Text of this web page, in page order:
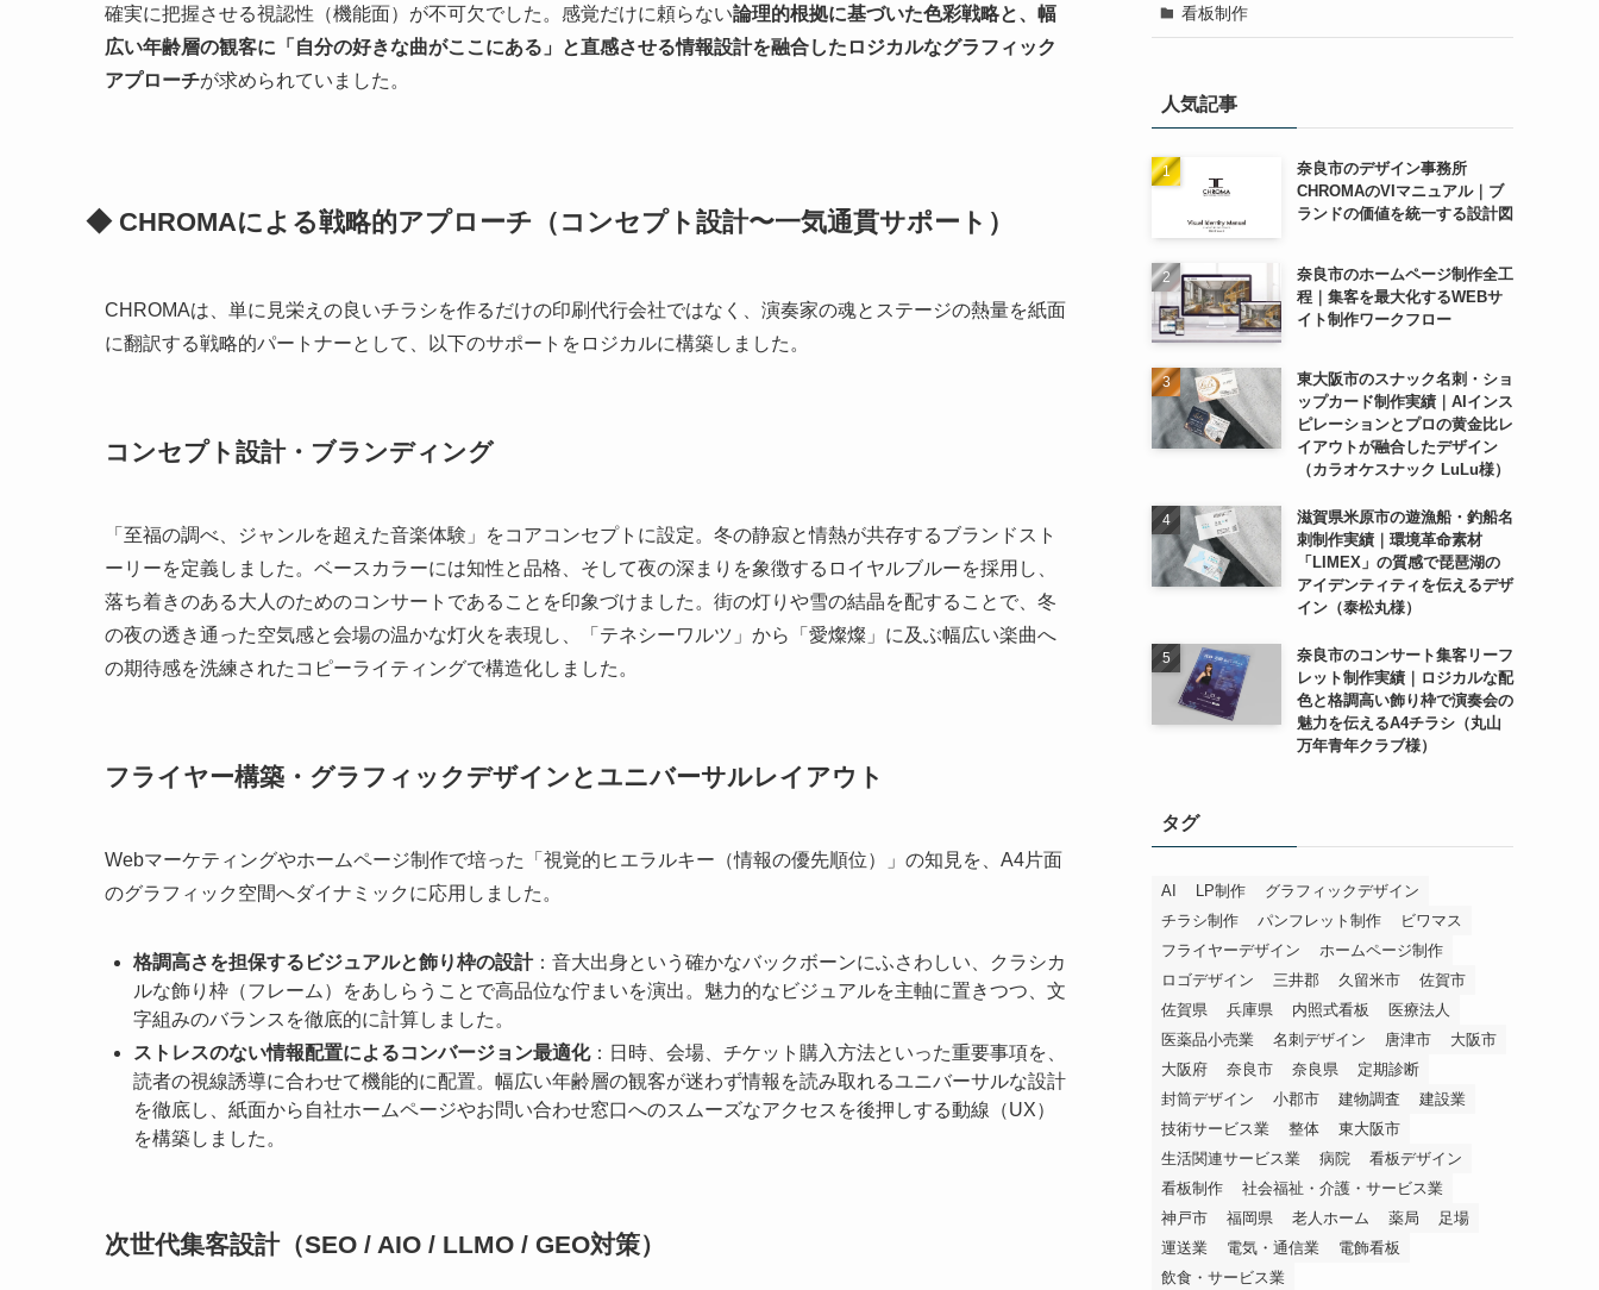
確実に把握させる視認性（機能面）が不可欠でした。感覚だけに頼らない論理的根拠に基づいた色彩戦略と、幅
広い年齢層の観客に「自分の好きな曲がここにある」と直感させる情報設計を融合したロジカルなグラフィック
アプローチが求められていました。
◆ CHROMAによる戦略的アプローチ（コンセプト設計〜一気通貫サポート）
CHROMAは、単に見栄えの良いチラシを作るだけの印刷代行会社ではなく、演奏家の魂とステージの熱量を紙面
に翻訳する戦略的パートナーとして、以下のサポートをロジカルに構築しました。
コンセプト設計・ブランディング
「至福の調べ、ジャンルを超えた音楽体験」をコアコンセプトに設定。冬の静寂と情熱が共存するブランドスト
ーリーを定義しました。ベースカラーには知性と品格、そして夜の深まりを象徴するロイヤルブルーを採用し、
落ち着きのある大人のためのコンサートであることを印象づけました。街の灯りや雪の結晶を配することで、冬
の夜の透き通った空気感と会場の温かな灯火を表現し、「テネシーワルツ」から「愛燦燦」に及ぶ幅広い楽曲へ
の期待感を洗練されたコピーライティングで構造化しました。
フライヤー構築・グラフィックデザインとユニバーサルレイアウト
Webマーケティングやホームページ制作で培った「視覚的ヒエラルキー（情報の優先順位）」の知見を、A4片面
のグラフィック空間へダイナミックに応用しました。
格調高さを担保するビジュアルと飾り枠の設計：音大出身という確かなバックボーンにふさわしい、クラシカ
ルな飾り枠（フレーム）をあしらうことで高品位な佇まいを演出。魅力的なビジュアルを主軸に置きつつ、文
字組みのバランスを徹底的に計算しました。
ストレスのない情報配置によるコンバージョン最適化：日時、会場、チケット購入方法といった重要事項を、
読者の視線誘導に合わせて機能的に配置。幅広い年齢層の観客が迷わず情報を読み取れるユニバーサルな設計
を徹底し、紙面から自社ホームページやお問い合わせ窓口へのスムーズなアクセスを後押しする動線（UX）
を構築しました。
次世代集客設計（SEO / AIO / LLMO / GEO対策）
看板制作
人気記事
奈良市のデザイン事務所
CHROMAのVIマニュアル｜ブ
ランドの価値を統一する設計図
奈良市のホームページ制作全工
程｜集客を最大化するWEBサ
イト制作ワークフロー
東大阪市のスナック名刺・ショ
ップカード制作実績｜AIインス
ピレーションとプロの黄金比レ
イアウトが融合したデザイン
（カラオケスナック LuLu様）
滋賀県米原市の遊漁船・釣船名
刺制作実績｜環境革命素材
「LIMEX」の質感で琵琶湖の
アイデンティティを伝えるデザ
イン（泰松丸様）
奈良市のコンサート集客リーフ
レット制作実績｜ロジカルな配
色と格調高い飾り枠で演奏会の
魅力を伝えるA4チラシ（丸山
万年青年クラブ様）
タグ
AI LP制作
グラフィックデザイン
チラシ制作
パンフレット制作
ビワマス
フライヤーデザイン
ホームページ制作
ロゴデザイン
三井郡 久留米市
佐賀市
佐賀県
兵庫県 内照式看板
医療法人
医薬品小売業
名刺デザイン 唐津市
大阪市
大阪府
奈良市 奈良県
定期診断
封筒デザイン
小郡市 建物調査
建設業
技術サービス業
整体
東大阪市
生活関連サービス業
病院
看板デザイン
看板制作
社会福祉・介護・サービス業
神戸市
福岡県 老人ホーム 薬局
足場
運送業
電気・通信業
電飾看板
飲食・サービス業